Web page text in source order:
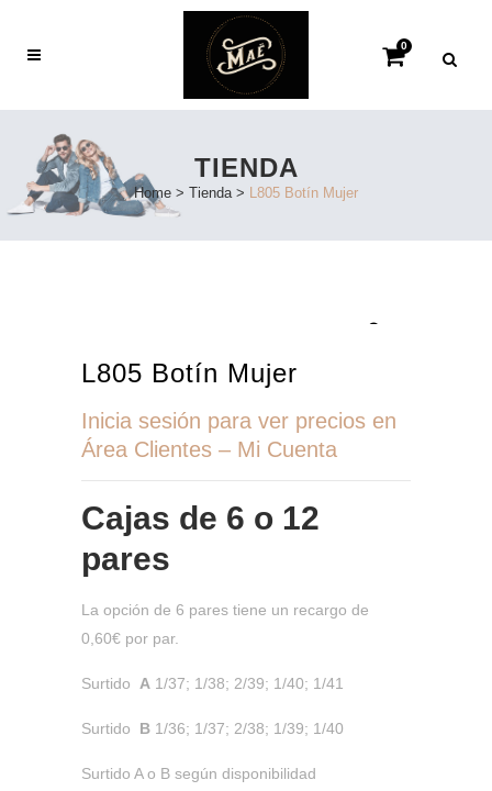
0
TIENDA
Home > Tienda> L805 Botín Mujer
L805 Botín Mujer
Inicia sesión para ver precios en
Área Clientes – Mi Cuenta
Cajas de 6 o 12
pares
La opción de 6 pares tiene un recargo de
0,60€ por par.
Surtido A 1/37; 1/38; 2/39; 1/40; 1/41
Surtido B 1/36; 1/37; 2/38; 1/39; 1/40
Surtido A o B según disponibilidad